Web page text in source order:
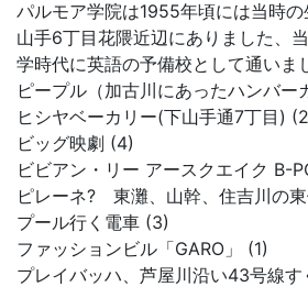
パルモア学院は1955年頃には当時
山手6丁目花隈近辺にありました、
学時代に英語の予備校として通いま
ピープル（加古川にあったハンバー
ヒシヤベーカリー(下山手通7丁目)
ビッグ映劇 (4)
ビビアン・リー アースクエイク B-
ピレーネ? 東灘、山幹、住吉川の
プール行く電車 (3)
ファッションビル「GARO」 (1)
プレイバッハ、芦屋川沿い43号線す